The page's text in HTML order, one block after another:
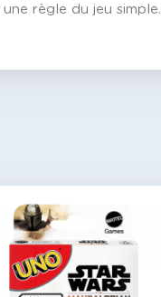
règle du jeu simple.